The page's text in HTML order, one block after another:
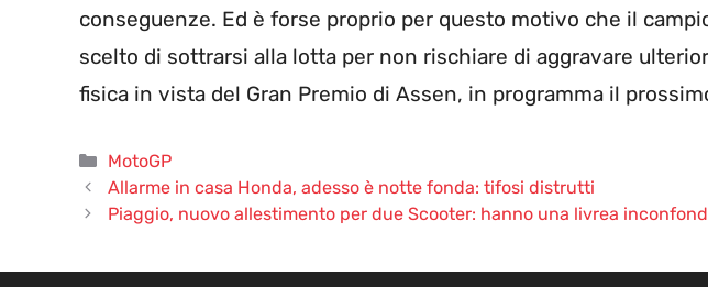
conseguenze. Ed è forse proprio per questo motivo che il
scelto di sottrarsi alla lotta per non rischiare di aggravare
fisica in vista del Gran Premio di Assen, in programma il
Categorie
MotoGP
Allarme in casa Honda, adesso è notte fonda: tifosi distrutti
Piaggio, nuovo allestimento per due Scooter: hanno una livrea